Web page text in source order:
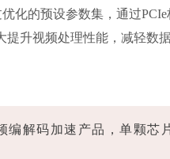
化的预设参数集，通过
升视频处理性能，减轻数
解码加速产品，单颗芯